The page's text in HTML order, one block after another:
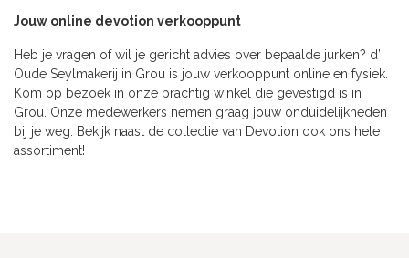
Jouw online devotion verkooppunt
Heb je vragen of wil je gericht advies over bepaalde jurken? d’
Oude Seylmakerij in Grou is jouw verkooppunt online en fysiek.
Kom op bezoek in onze prachtig winkel die gevestigd is in
Grou. Onze medewerkers nemen graag jouw onduidelijkheden
bij je weg. Bekijk naast de collectie van Devotion ook ons hele
assortiment!